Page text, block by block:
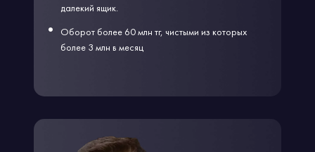
далекий ящик.
Оборот более 60 млн тг, чистыми из которых
более 3 млн в месяц